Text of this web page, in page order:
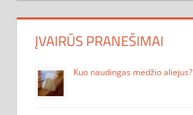
ĮVAIRŪS PRANEŠIMAI
Kuo naudingas medžio aliejus?